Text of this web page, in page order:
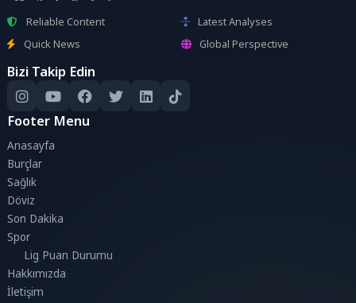
Reliable Content
Latest Analyses
Quick News
Global Perspective
Bizi Takip Edin
Footer Menu
Anasayfa
Burçlar
Sağlık
Döviz
Son Dakika
Spor
Lig Puan Durumu
Hakkımızda
İletişim